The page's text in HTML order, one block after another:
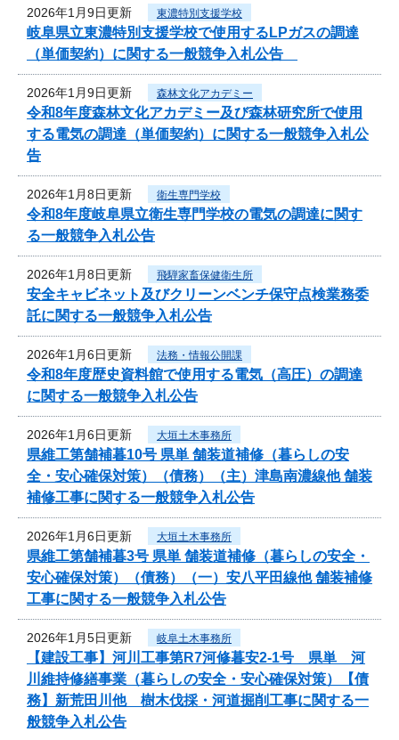
2026年1月9日更新 東濃特別支援学校
岐阜県立東濃特別支援学校で使用するLPガスの調達
（単価契約）に関する一般競争入札公告
2026年1月9日更新 森林文化アカデミー
令和8年度森林文化アカデミー及び森林研究所で使用
する電気の調達（単価契約）に関する一般競争入札公
告
2026年1月8日更新 衛生専門学校
令和8年度岐阜県立衛生専門学校の電気の調達に関す
る一般競争入札公告
2026年1月8日更新 飛騨家畜保健衛生所
安全キャビネット及びクリーンベンチ保守点検業務委
託に関する一般競争入札公告
2026年1月6日更新 法務・情報公開課
令和8年度歴史資料館で使用する電気（高圧）の調達
に関する一般競争入札公告
2026年1月6日更新 大垣土木事務所
県維工第舗補暮10号 県単 舗装道補修（暮らしの安
全・安心確保対策）（債務）（主）津島南濃線他 舗装
補修工事に関する一般競争入札公告
2026年1月6日更新 大垣土木事務所
県維工第舗補暮3号 県単 舗装道補修（暮らしの安全・
安心確保対策）（債務）（一）安八平田線他 舗装補修
工事に関する一般競争入札公告
2026年1月5日更新 岐阜土木事務所
【建設工事】河川工事第R7河修暮安2-1号 県単 河
川維持修繕事業（暮らしの安全・安心確保対策）【債
務】新荒田川他 樹木伐採・河道掘削工事に関する一
般競争入札公告